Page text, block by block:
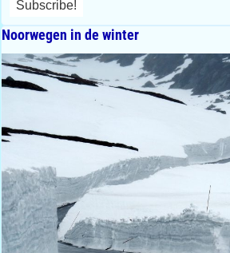
Noorwegen in de winter